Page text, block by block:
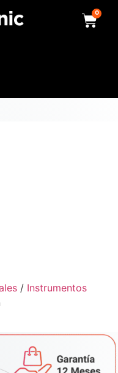
0
/ Instrumentos